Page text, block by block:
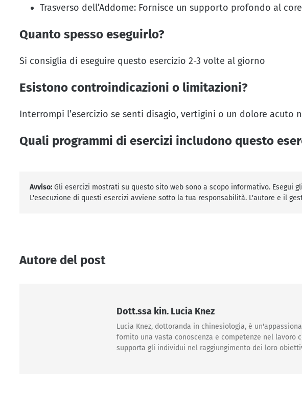
Trasverso dell’Addome: Fornisce un supporto profondo al
Quanto spesso eseguirlo?
Si consiglia di eseguire questo esercizio 2-3 volte al giorno
Esistono controindicazioni o limitazioni?
Interrompi l’esercizio se senti disagio, vertigini o un dolore acuto
Quali programmi di esercizi includono questo
Avviso: Gli esercizi mostrati su questo sito web sono a scopo informativo.
L'esecuzione di questi esercizi avviene sotto la tua responsabilità. L'autore e il
Autore del post
Dott.ssa kin. Lucia Knez
Lucia Knez, dottoranda in chinesiologia, è
fornito una vasta conoscenza e competenze nel
supporta gli individui nel raggiungimento dei loro